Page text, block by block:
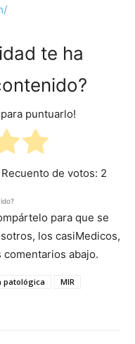
te ha
puntuarlo!
de votos: 2
para que se
los casiMedicos,
comentarios abajo.
patológica
MIR